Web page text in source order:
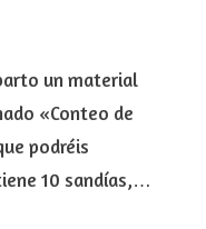
un material
«Conteo de
podréis
10 sandías,…